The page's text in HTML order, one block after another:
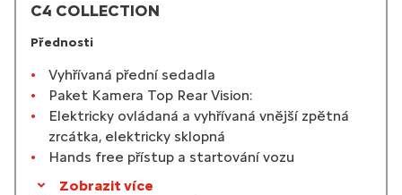
C4 COLLECTION
Přednosti
Vyhřívaná přední sedadla
Paket Kamera Top Rear Vision:
Elektricky ovládaná a vyhřívaná vnější zpětná
zrcátka, elektricky sklopná
Hands free přístup a startování vozu
Zobrazit více